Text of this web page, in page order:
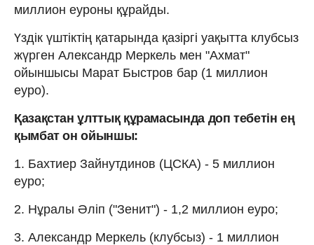
миллион еуроны құрайды.
Үздік үштіктің қатарында қазіргі уақытта клубсыз
жүрген Александр Меркель мен "Ахмат"
ойыншысы Марат Быстров бар (1 миллион
еуро).
Қазақстан ұлттық құрамасында доп тебетін ең
қымбат он ойыншы:
1. Бахтиер Зайнутдинов (ЦСКА) - 5 миллион
еуро;
2. Нұралы Әліп ("Зенит") - 1,2 миллион еуро;
3. Александр Меркель (клубсыз) - 1 миллион